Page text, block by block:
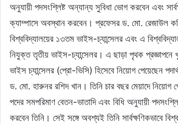
অনুযায়ী পদসংশ্লিষ্ট অন্যান্য সুবিধা ভোগ করবেন এবং
ক্যাম্পাসে অবস্থান করবেন। প্রফেসর ড. মো. রেজাউল
বিশ্ববিদ্যালয়ের ১৩তম ভাইস-চ্যান্সেলর এবং এ
নিযুক্ত তৃতীয় ভাইস-চ্যান্সেলর। এ ছাড়া পৃথক প্রজ্ঞাপনে
ভাইস চ্যান্সেলর (প্রো-ভিসি) হিসেবে নিয়োগ পেয়েছেন
ড. মো. হারুনর রশিদ খান। তিনি চার বছর মেয়াদে নিয়োগ
পদের সমপরিমাণ বেতন-ভাতাদি এবং বিধি অনুযায়ী
করবেন তিনি। সেই সঙ্গে অবশ্যই তিনি সার্বক্ষণিকভাবে